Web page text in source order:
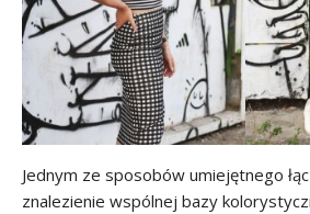
Jednym ze sposobów umiejętnego
znalezienie wspólnej bazy